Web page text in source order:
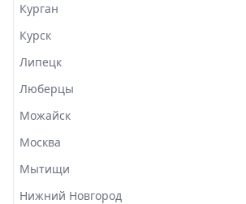
Курган
Курск
Липецк
Люберцы
Можайск
Москва
Мытищи
Нижний Новгород